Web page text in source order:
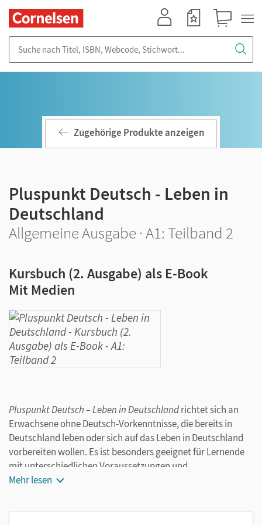
Zugehörige Produkte anzeigen
Pluspunkt Deutsch - Leben in
Deutschland
Allgemeine Ausgabe · A1: Teilband 2
Kursbuch (2. Ausgabe) als E-Book
Mit Medien
Pluspunkt Deutsch – Leben in Deutschlandrichtet sich an
Erwachsene ohne Deutsch-Vorkenntnisse, die bereits in
Deutschland leben oder sich auf das Leben in Deutschland
vorbereiten wollen. Es ist besonders geeignet für Lernende
mit unterschiedlichen Voraussetzungen und
Lernerfahrungen.
Mehr lesen